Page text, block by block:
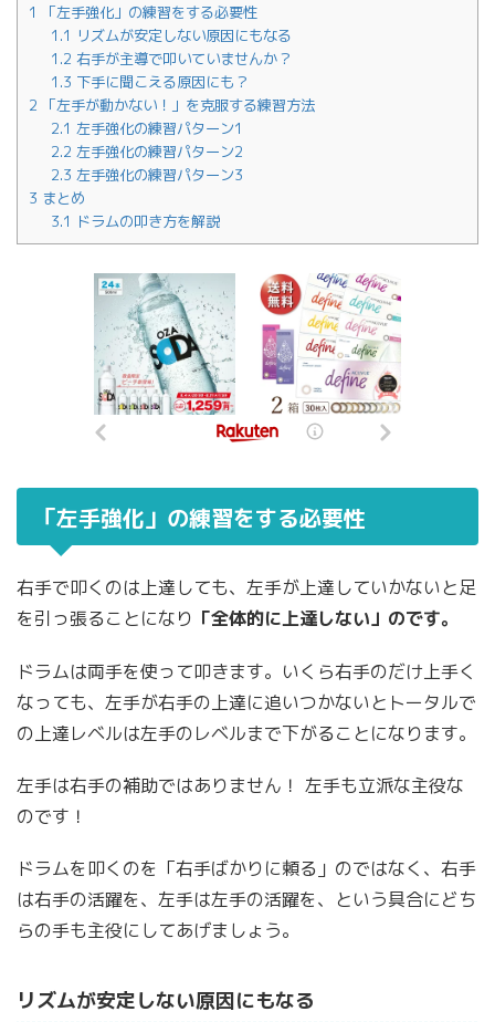
1
「左手強化」の練習をする必要性
1.1 リズムが安定しない原因にもなる
1.2 右手が主導で叩いていませんか？
1.3 下手に聞こえる原因にも？
2 「左手が動かない！」を克服する練習方法
2.1 左手強化の練習パターン1
2.2 左手強化の練習パターン2
2.3 左手強化の練習パターン3
3 まとめ
3.1 ドラムの叩き方を解説
「左手強化」の練習をする必要性
右手で叩くのは上達しても、左手が上達していかないと足
を引っ張ることになり 「全体的に上達しない」のです。
ドラムは両手を使って叩きます。いくら右手のだけ上手く
なっても、左手が右手の上達に追いつかないとトータルで
の上達レベルは左手のレベルまで下がることになります。
左手は右手の補助ではありません！ 左手も立派な主役な
のです！
ドラムを叩くのを「右手ばかりに頼る」のではなく、右手
は右手の活躍を、左手は左手の活躍を、という具合にどち
らの手も主役にしてあげましょう。
リズムが安定しない原因にもなる